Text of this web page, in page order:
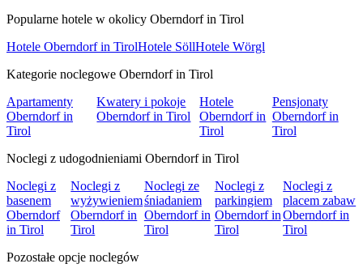
Popularne hotele w okolicy Oberndorf in Tirol
Hotele Oberndorf in TirolHotele SöllHotele Wörgl
Kategorie noclegowe Oberndorf in Tirol
Apartamenty
Oberndorf in
Tirol
Kwatery i pokoje
Oberndorf in Tirol
Hotele
Oberndorf in
Tirol
Pensjonaty
Oberndorf in
Tirol
Noclegi z udogodnieniami Oberndorf in Tirol
Noclegi z
basenem
Oberndorf
in Tirol
Noclegi z
wyżywieniem
Oberndorf in
Tirol
Noclegi ze
śniadaniem
Oberndorf in
Tirol
Noclegi z
parkingiem
Oberndorf in
Tirol
Noclegi z
placem zabaw
Oberndorf in
Tirol
Pozostałe opcje noclegów